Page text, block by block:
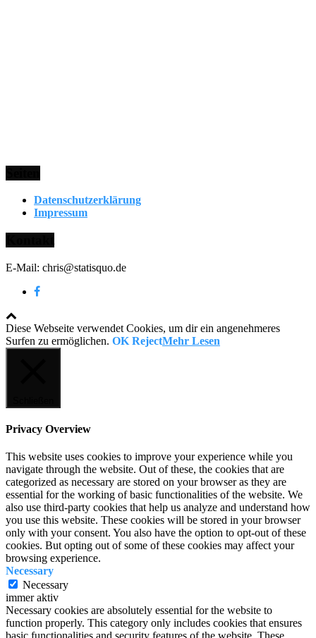
Datenschutzerklärung
Impressum
E-Mail: chris@statisquo.de
Diese Webseite verwendet Cookies, um dir ein angenehmeres
Surfen zu ermöglichen. OK RejectMehr Lesen
Privacy Overview
This website uses cookies to improve your experience while you
navigate through the website. Out of these, the cookies that are
categorized as necessary are stored on your browser as they are
essential for the working of basic functionalities of the website. We
also use third-party cookies that help us analyze and understand how
you use this website. These cookies will be stored in your browser
only with your consent. You also have the option to opt-out of these
cookies. But opting out of some of these cookies may affect your
browsing experience.
Necessary
Necessary
immer aktiv
Necessary cookies are absolutely essential for the website to
function properly. This category only includes cookies that ensures